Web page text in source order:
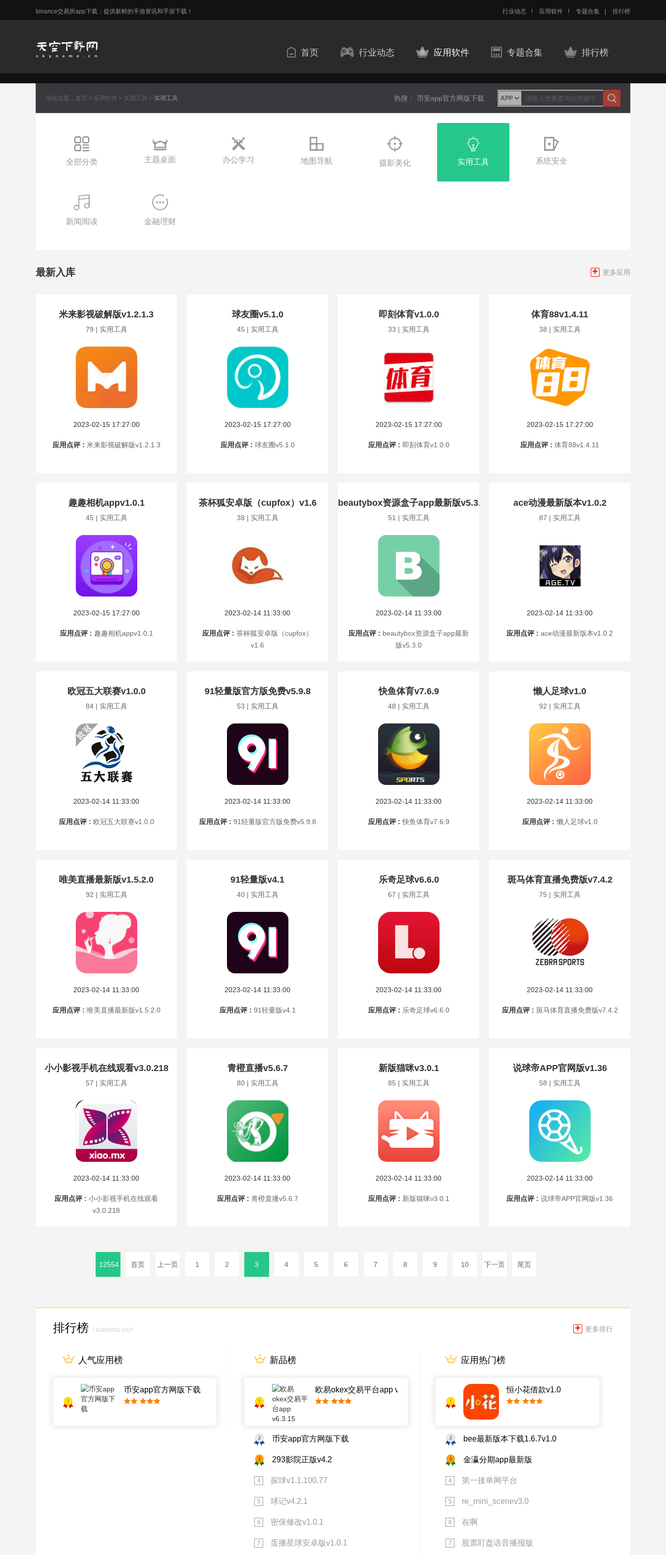
binance交易所app下载：提供新鲜的手游资讯和手游下载！ 行业动态 ! 应用软件 ! 专题合集 排行榜
首页 行业动态 应用软件 专题合集 排行榜
当前位置： 首页 > 应用软件 > 实用工具 > 实用工具 热搜： 币安app官方网版下载
全部分类 主题桌面 办公学习 地图导航 摄影美化 实用工具 系统安全
新闻阅读 金融理财
最新入库 + 更多应用
米来影视破解版v1.2.1.3
79 | 实用工具
2023-02-15 17:27:00
应用点评 : 米来影视破解版v1.2.1.3
球友圈v5.1.0
45 | 实用工具
2023-02-15 17:27:00
应用点评 : 球友圈v5.1.0
即刻体育v1.0.0
33 | 实用工具
2023-02-15 17:27:00
应用点评 : 即刻体育v1.0.0
体育88v1.4.11
38 | 实用工具
2023-02-15 17:27:00
应用点评 : 体育88v1.4.11
趣趣相机appv1.0.1
45 | 实用工具
2023-02-15 17:27:00
应用点评 : 趣趣相机appv1.0.1
茶杯狐安卓版（cupfox）v1.6
38 | 实用工具
2023-02-14 11:33:00
应用点评 : 茶杯狐安卓版（cupfox）
v1.6
beautybox资源盒子app最新版v5.3.0
51 | 实用工具
2023-02-14 11:33:00
应用点评 : beautybox资源盒子app最新
版v5.3.0
ace动漫最新版本v1.0.2
87 | 实用工具
2023-02-14 11:33:00
应用点评 : ace动漫最新版本v1.0.2
欧冠五大联赛v1.0.0
84 | 实用工具
2023-02-14 11:33:00
应用点评 : 欧冠五大联赛v1.0.0
91轻量版官方版免费v5.9.8
53 | 实用工具
2023-02-14 11:33:00
应用点评 : 91轻量版官方版免费v5.9.8
快鱼体育v7.6.9
48 | 实用工具
2023-02-14 11:33:00
应用点评 :快鱼体育v7.6.9
懒人足球v1.0
92 | 实用工具
2023-02-14 11:33:00
应用点评 :懒人足球v1.0
唯美直播最新版v1.5.2.0
92 | 实用工具
2023-02-14 11:33:00
应用点评 : 唯美直播最新版v1.5.2.0
91轻量版v4.1
40 | 实用工具
2023-02-14 11:33:00
应用点评 : 91轻量版v4.1
乐奇足球v6.6.0
67 | 实用工具
2023-02-14 11:33:00
应用点评 : 乐奇足球v6.6.0
斑马体育直播免费版v7.4.2
75 | 实用工具
2023-02-14 11:33:00
应用点评 : 斑马体育直播免费版v7.4.2
小小影视手机在线观看v3.0.218
57 | 实用工具
2023-02-14 11:33:00
应用点评 : 小小影视手机在线观看
v3.0.218
青橙直播v5.6.7
80 | 实用工具
2023-02-14 11:33:00
应用点评 : 青橙直播v5.6.7
新版猫咪v3.0.1
85 | 实用工具
2023-02-14 11:33:00
应用点评 : 新版猫咪v3.0.1
说球帝APP官网版v1.36
58 | 实用工具
2023-02-14 11:33:00
应用点评 : 说球帝APP官网版v1.36
12554 首页 上一页 1 2 3 4 5 6 7 8 9 10 下一页 尾页
排行榜 / RANKING LIST + 更多排行
人气应用榜
1
币安app官方网版下载
新品榜
1
欧易okex交易平台app v6.3.15
2 币安app官方网版下载
3 293影院正版v4.2
4 探球v1.1.100.77
5 球记v4.2.1
6 密保修改v1.0.1
7 蛋播星球安卓版v1.0.1
应用热门榜
1
恒小花借款v1.0
2 bee最新版本下载1.6.7v1.0
3 金瀛分期app最新版
4 第一接单网平台
5 re_mini_scenev3.0
6 在啊
7 股票盯盘语音播报版